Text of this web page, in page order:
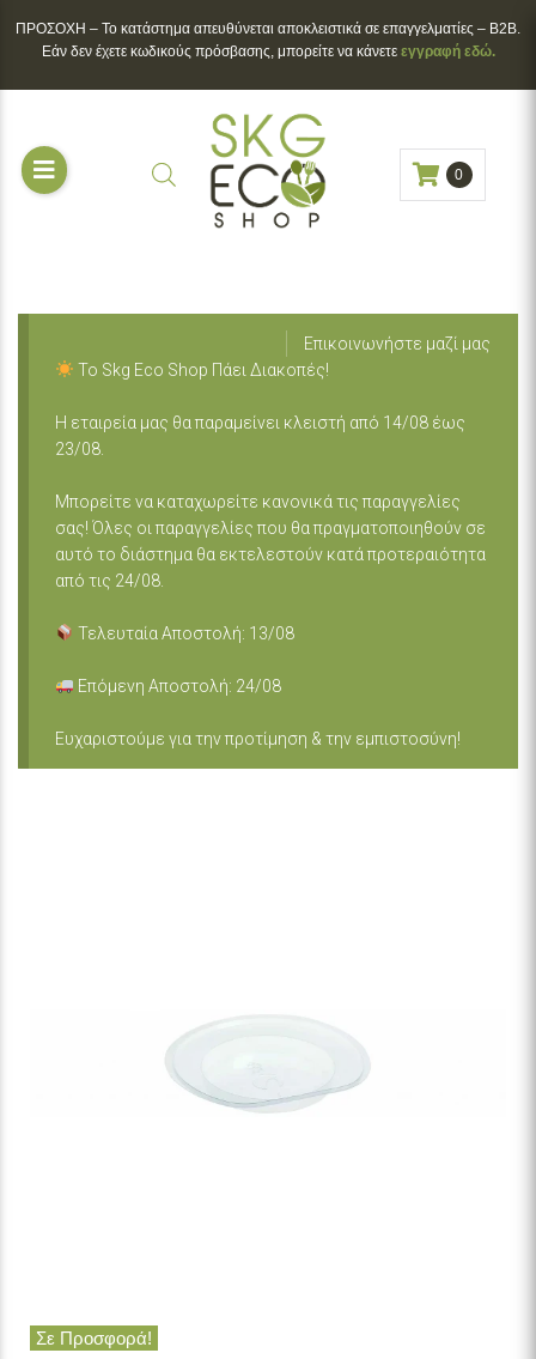
ΠΡΟΣΟΧΗ – To κατάστημα απευθύνεται αποκλειστικά σε επαγγελματίες – B2B.
Εάν δεν έχετε κωδικούς πρόσβασης, μπορείτε να κάνετε εγγραφή εδώ.
0
Επικοινωνήστε μαζί μας
Το Skg Eco Shop Πάει Διακοπές!
Η εταιρεία μας θα παραμείνει κλειστή από 14/08 έως
23/08.
Μπορείτε να καταχωρείτε κανονικά τις παραγγελίες
σας! Όλες οι παραγγελίες που θα πραγματοποιηθούν σε
αυτό το διάστημα θα εκτελεστούν κατά προτεραιότητα
από τις 24/08.
Τελευταία Αποστολή: 13/08
Επόμενη Αποστολή: 24/08
Ευχαριστούμε για την προτίμηση & την εμπιστοσύνη!
Σε Προσφορά!